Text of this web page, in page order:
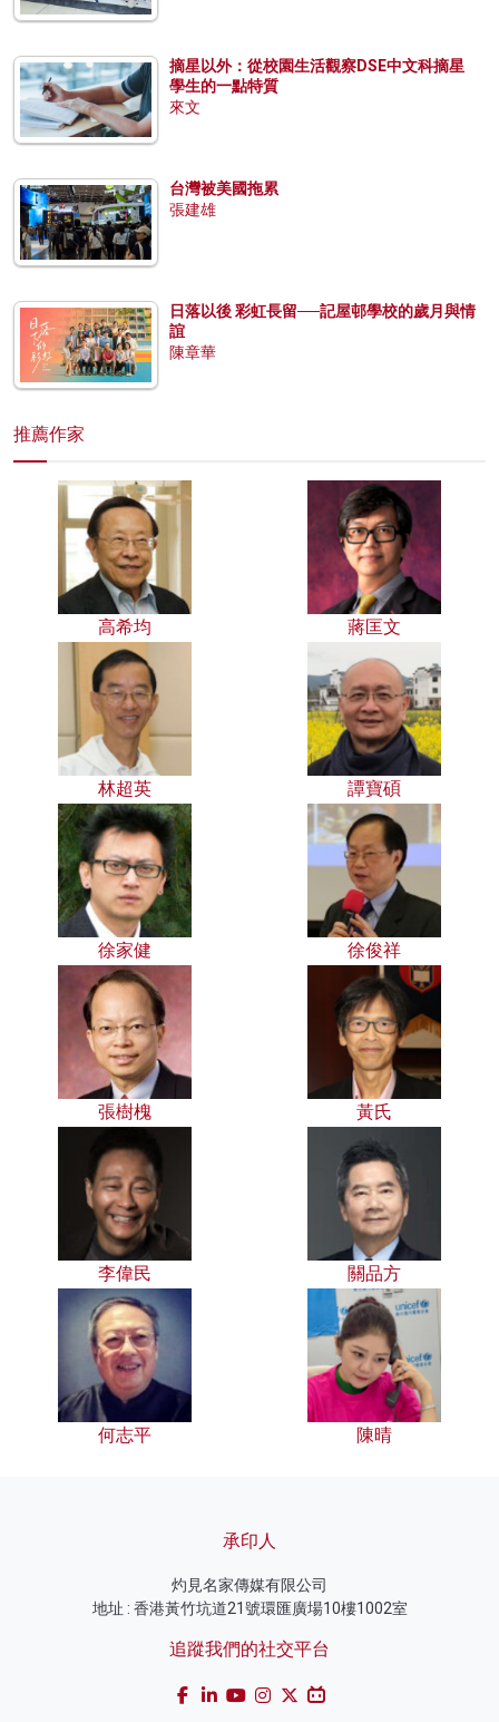
摘星以外：從校園生活觀察DSE中文科摘星
學生的一點特質
來文
台灣被美國拖累
張建雄
日落以後 彩虹長留──記屋邨學校的歲月與情
誼
陳章華
推薦作家
高希均 蔣匡文
林超英 譚寶碩
徐家健 徐俊祥
張樹槐 黃氏
李偉民 關品方
何志平 陳晴
承印人
灼見名家傳媒有限公司
地址 : 香港黃竹坑道21號環匯廣場10樓1002室
追蹤我們的社交平台